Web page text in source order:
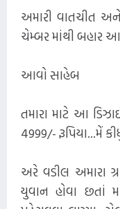
અમારી વાતચીત
ચેમ્બર માંથી બહાર
આવો સાહેબ
તમારા માટે આ
4999/- રૂપિયા...મેં
અરે વડીલ અમારા
યુવાન હોવા છતાં